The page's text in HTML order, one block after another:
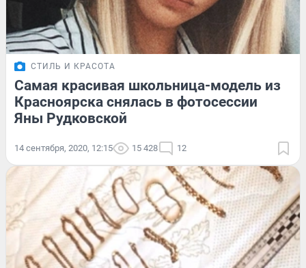
СТИЛЬ И КРАСОТА
Самая красивая школьница-модель из
Красноярска снялась в фотосессии
Яны Рудковской
14 сентября, 2020, 12:15 15 428 12